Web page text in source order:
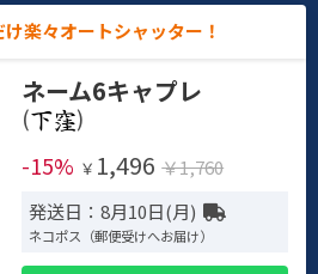
楽々オートシャッター！
ネーム6キャプレ
(
)
-15% ￥ 1,496 ￥1,760
発送日：8月10日(月)
ネコポス（郵便受けへお届け）